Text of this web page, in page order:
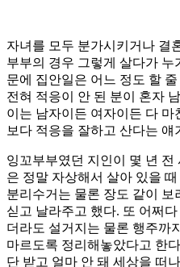
자녀를 모두 분가시키거나 결
부부의 경우 그렇게 살다가 누
문에 집안일은 어느 정도 할
전혀 적응이 안 된 분이 혼자
이는 남자이든 여자이든 다
보다 적응을 잘하고 산다는 얘
잉꼬부부였던 지인이 몇 년 전
은 정말 자상해서 살아 있을
분리수거는 물론 장도 같이 보
싣고 날라주고 했다. 또 어쩌
더라도 설거지는 물론 행주까
마르도록 정리해놓았다고 한
단 받고 얼마 안 돼 세상을 떠